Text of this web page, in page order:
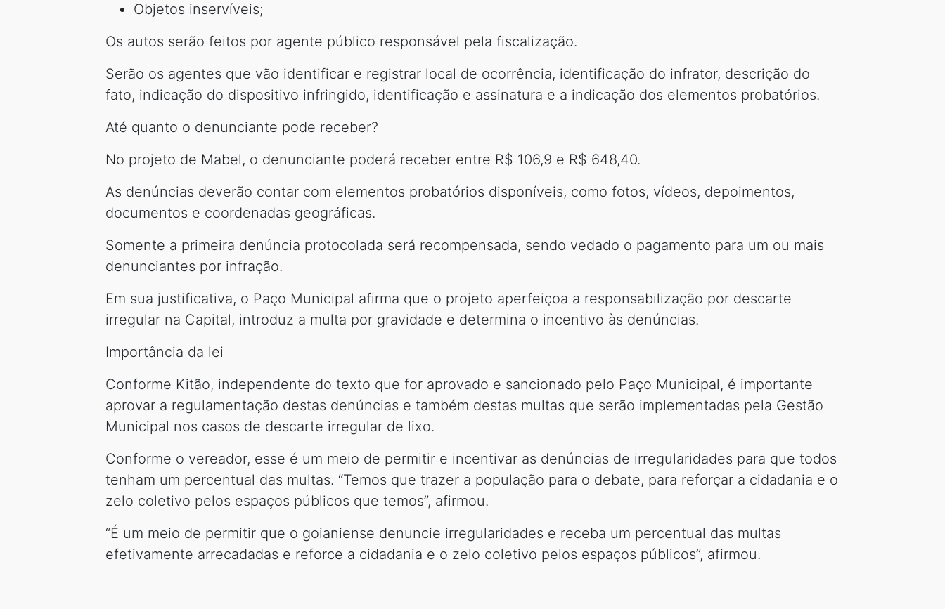
Objetos inservíveis;
Os autos serão feitos por agente público responsável pela fiscalização.
Serão os agentes que vão identificar e registrar local de ocorrência, identificação do infrator, descrição do
fato, indicação do dispositivo infringido, identificação e assinatura e a indicação dos elementos probatórios.
Até quanto o denunciante pode receber?
No projeto de Mabel, o denunciante poderá receber entre R$ 106,9 e R$ 648,40.
As denúncias deverão contar com elementos probatórios disponíveis, como fotos, vídeos, depoimentos,
documentos e coordenadas geográficas.
Somente a primeira denúncia protocolada será recompensada, sendo vedado o pagamento para um ou mais
denunciantes por infração.
Em sua justificativa, o Paço Municipal afirma que o projeto aperfeiçoa a responsabilização por descarte
irregular na Capital, introduz a multa por gravidade e determina o incentivo às denúncias.
Importância da lei
Conforme Kitão, independente do texto que for aprovado e sancionado pelo Paço Municipal, é importante
aprovar a regulamentação destas denúncias e também destas multas que serão implementadas pela Gestão
Municipal nos casos de descarte irregular de lixo.
Conforme o vereador, esse é um meio de permitir e incentivar as denúncias de irregularidades para que todos
tenham um percentual das multas. “Temos que trazer a população para o debate, para reforçar a cidadania e o
zelo coletivo pelos espaços públicos que temos”, afirmou.
“É um meio de permitir que o goianiense denuncie irregularidades e receba um percentual das multas
efetivamente arrecadadas e reforce a cidadania e o zelo coletivo pelos espaços públicos”, afirmou.